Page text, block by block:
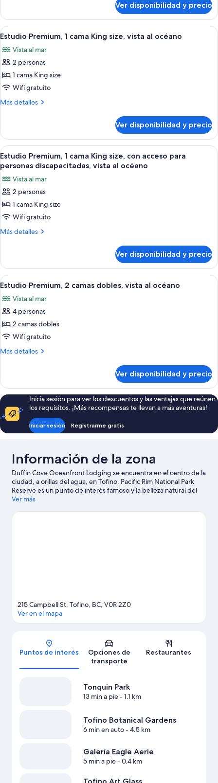
King
size,
vista
al
océano
Deluxe,
cama
size,
vista
océano
Ver disponibilidad y precio
Ver
todas
las
fotos
de
Estudio
Premium,
King
size,
vista
al
océano
Habitación de hotel con una cama
23
Estudio Premium, 1 cama King size, vista al océano
Vista al mar
2 personas
1 cama King size
Wifi gratuito
Más detalles
Más
Premium,
cama
King
size,
vista
al
océano
Ver disponibilidad y precio
Ver
todas
las
fotos
de
Estudio
Premium,
1
size,
con
acceso
para
personas
discapacitadas,
vista
al
océano
Un dormitorio moderno con una
5
Estudio Premium, 1 cama King size, con acceso para
personas discapacitadas, vista al océano
Vista al mar
2 personas
1 cama King size
Wifi gratuito
Más detalles
Más
Premium,
cama
size,
con
para
personas
vista
Ver disponibilidad y precio
Ver
todas
las
fotos
de
Estudio
Premium,
dobles,
vista
al
océano
Un dormitorio moderno con techo
9
Estudio Premium, 2 camas dobles, vista al océano
Vista al mar
4 personas
2 camas dobles
Wifi gratuito
Más detalles
Más
Premium,
2
camas
dobles,
vista
al
Ver disponibilidad y precio
Inicia sesión para ver los descuentos y las ventajas que reúnen
los requisitos. ¡Más recompensas te llevan a más aventuras!
Iniciar sesión Registrarme gratis
Información de la zona
Duffin Cove Oceanfront Lodging se encuentra en el centro de la
ciudad, a orillas del agua, en Tofino. Pacific Rim National Park
Reserve es un punto de interés famoso y la belleza natural del
área puede apreciarse en Playa Mackenzie y Chesterman Beach.
Naa’Waya’Sum Gardens. En la zona puedes practicar
Ver más
Mapa
215 Campbell St, Tofino, BC, V0R 2Z0
Ver en el mapa
Puntos de interés
Opciones de
transporte
Restaurantes
Tonquin Park
13 min a pie- 1.1 km
Tofino Botanical Gardens
6 min en auto- 4.5 km
Galería Eagle Aerie
5 min a pie- 0.4 km